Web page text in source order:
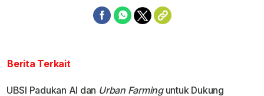
Berita Terkait
UBSI Padukan AI dan Urban Farminguntuk Dukung